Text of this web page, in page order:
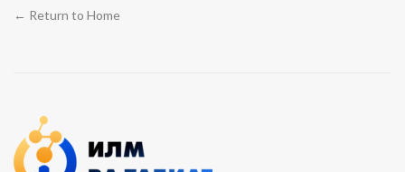
← Return to Home